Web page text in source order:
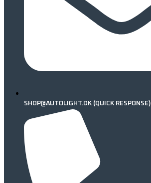
SHOP@AUTOLIGHT.DK (QUICK RESPONSE)